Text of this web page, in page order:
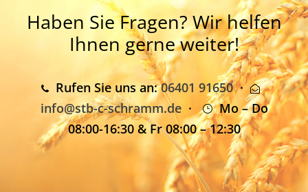
Haben Sie Fragen? Wir helfen
Ihnen gerne weiter!
Rufen Sie uns an:06401 91650·
info@stb-c-schramm.de·
Mo – Do
08:00-16:30 & Fr 08:00 – 12:30